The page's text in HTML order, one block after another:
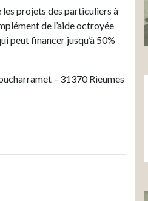
projets des particuliers à
de l’aide octroyée
peut financer jusqu’à 50%
– 31370 Rieumes